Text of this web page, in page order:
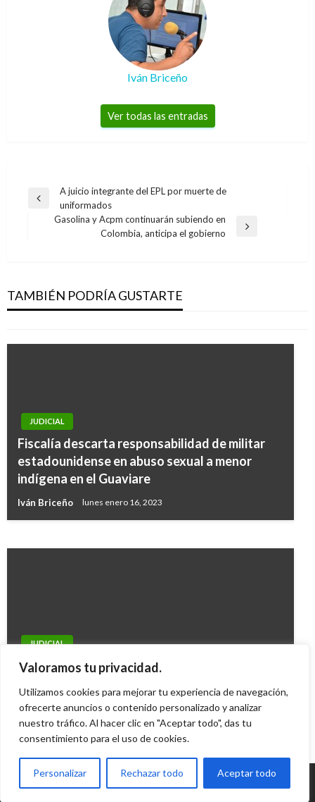
Valoramos tu privacidad.
Utilizamos cookies para mejorar tu experiencia de navegación,
ofrecerte anuncios o contenido personalizado y analizar
nuestro tráfico. Al hacer clic en "Aceptar todo", das tu
consentimiento para el uso de cookies.
Personalizar Rechazar todo Aceptar todo
Iván Briceño
Ver todas las entradas
Navegación
Entrada
anterior
A juicio integrante del EPL por muerte de
uniformados
Gasolina y Acpm continuarán subiendo en
Colombia, anticipa el gobierno
TAMBIÉN PODRÍA GUSTARTE
denominada «los 104»
Giovanni Alarcón M. martes agosto 2, 2016
JUDICIAL
Fiscalía descarta responsabilidad de militar
estadounidense en abuso sexual a menor
indígena en el Guaviare
Iván Briceño lunes enero 16, 2023
Desmantelan banda delictiva Los Diablitos en
JUDICIAL
Fernando Londoño atribuyó atentado a una
Geovany Quintero Gómez miércoles mayo 23, 2012